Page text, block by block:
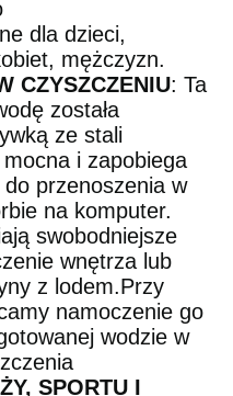
dla dzieci,
mężczyzn.
CZYSZCZENIU: Ta
została
ze stali
i zapobiega
przenoszenia w
na komputer.
swobodniejsze
wnętrza lub
z lodem.Przy
namoczenie go
wodzie w
SPORTU I